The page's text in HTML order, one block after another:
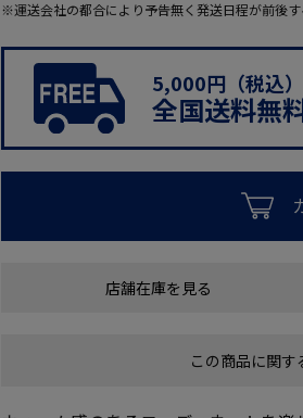
※運送会社の都合により予告無く発送日程が前後す
5,000円（税込
全国送料無
店舗在庫を見る
この商品に関す